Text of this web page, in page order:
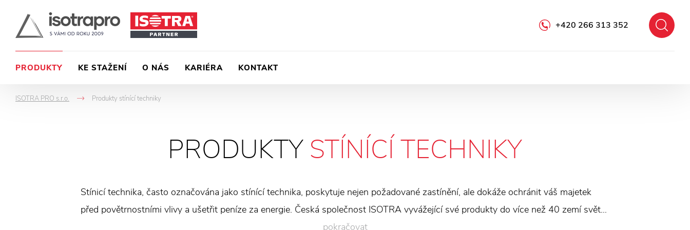
+420 266 313 352
PRODUKTY KE STAŽENÍ O NÁS KARIÉRA KONTAKT
ISOTRA PRO s.r.o. Produkty stínící techniky
PRODUKTY STÍNÍCÍ TECHNIKY
Stínicí technika, často označována jako stínící technika, poskytuje nejen požadované zastínění, ale dokáže ochránit váš majetek
před povětrnostními vlivy a ušetřit peníze za energie. Česká společnost ISOTRA vyvážející své produkty do více než 40 zemí světa
nabízí široké možnosti interiérového i exteriérového zastínění v různých designových řešeních. Vyberte si ideální stínicí techniku
pokračovat